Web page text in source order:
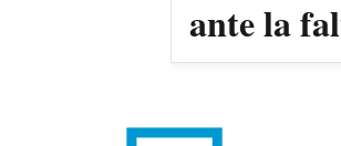
ante la